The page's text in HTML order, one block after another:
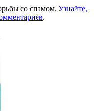
со спамом. Узнайте,
.